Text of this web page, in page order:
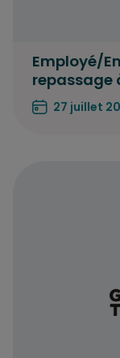
Employé/
repassage
27 juillet